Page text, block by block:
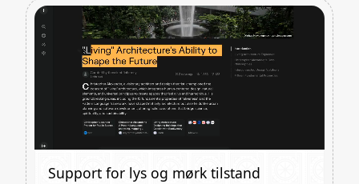
Support for lys og mørk tilstand